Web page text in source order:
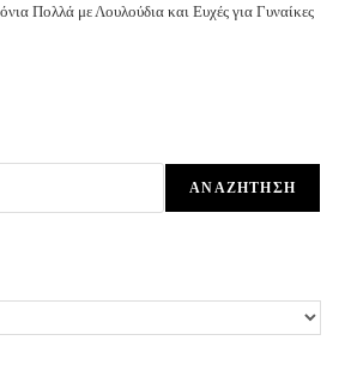
Πολλά με Λουλούδια και Ευχές για Γυναίκες
ΑΝΑΖΉΤΗΣΗ